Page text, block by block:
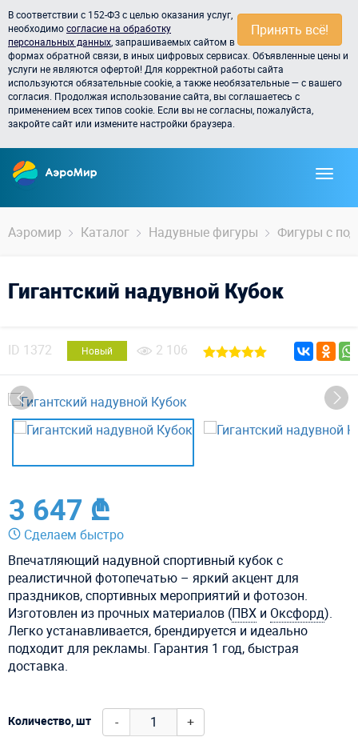
Принять всё!
В соответствии с 152-ФЗ с целью оказания услуг,
необходимосогласие на обработку
персональных данных , запрашиваемых сайтом в
формах обратной связи, в иных цифровых сервисах. Объявленные цены и
услуги не являются офертой! Для корректной работы сайта
используются обязательные cookie, а также необязательные — с вашего
согласия. Продолжая использование сайта, вы соглашаетесь с
применением всех типов cookie. Если вы не согласны, пожалуйста,
закройте сайт или измените настройки браузера.
Аэромир Каталог Надувные фигуры Фигуры с
Гигантский надувной Кубок
ID 1372 Новый 2 106
3 647 ₾
Сделаем быстро
Впечатляющий надувной спортивный кубок с
реалистичной фотопечатью – яркий акцент для
праздников, спортивных мероприятий и фотозон.
Изготовлен из прочных материалов (ПВХ и Оксфорд).
Легко устанавливается, брендируется и идеально
подходит для рекламы. Гарантия 1 год, быстрая
доставка.
Количество, шт - +